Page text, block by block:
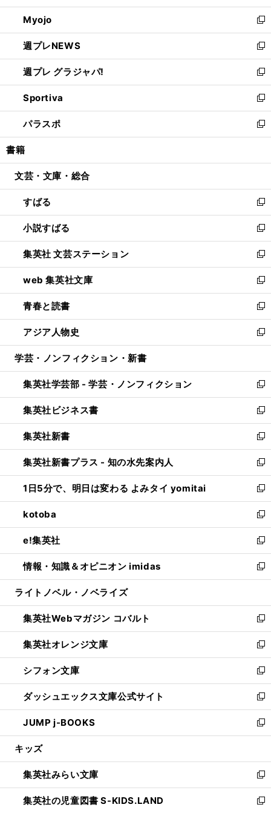
開
く
ウ
で
開
く
ン
ド
ウ
で
開
く
ウ
ィ
ン
ド
ウ
で
開
く
Myojo
新
し
い
ウ
ィ
ン
ド
ウ
で
開
週プレNEWS
新
し
い
ウ
ィ
ン
ド
ウ
開
週プレ グラジャパ!
新
し
い
ウ
ィ
ン
ウ
開
く
Sportiva
新
し
い
ウ
ン
ウ
で
開
く
パラスポ
新
し
ウ
ン
ド
ウ
で
開
く
書籍
文芸・文庫・総合
すばる
新
し
い
ウ
ィ
ン
ド
ウ
で
開
く
小説すばる
新
し
い
ウ
ィ
ン
ド
ウ
で
開
集英社 文芸ステーション
新
し
い
ウ
ィ
ン
ド
ウ
開
く
web 集英社文庫
新
し
い
ウ
ィ
ン
ウ
で
開
く
青春と読書
新
し
い
ウ
ン
ド
ウ
で
開
く
アジア人物史
新
し
ウ
ィ
ン
ド
ウ
で
開
く
学芸・ノンフィクション・新書
集英社学芸部 - 学芸・ノンフィクション
新
し
い
ウ
ィ
ン
ド
ウ
で
開
く
集英社ビジネス書
新
し
い
ウ
ィ
ン
ド
ウ
で
開
く
集英社新書
新
し
い
ウ
ィ
ン
ド
ウ
で
開
く
集英社新書プラス - 知の水先案内人
新
し
い
ウ
ィ
ン
ド
ウ
で
開
1日5分で、明日は変わる よみタイ yomitai
新
し
い
ウ
ィ
ン
ド
ウ
開
く
kotoba
新
し
い
ウ
ィ
ン
ウ
で
開
く
e!集英社
新
し
い
ウ
ン
ド
ウ
で
開
く
情報・知識＆オピニオン imidas
新
し
ウ
ィ
ン
ド
ウ
で
開
く
ライトノベル・ノベライズ
集英社Webマガジン コバルト
新
し
い
ウ
ィ
ン
ド
ウ
で
開
集英社オレンジ文庫
新
し
い
ウ
ィ
ン
ド
ウ
開
く
シフォン文庫
新
し
い
ウ
ィ
ン
ウ
で
開
く
ダッシュエックス文庫公式サイト
新
し
い
ウ
ン
ド
ウ
で
JUMP j-BOOKS
新
し
ウ
ィ
ン
ド
キッズ
集英社みらい文庫
新
し
い
集英社の児童図書 S-KIDS.LAND
新